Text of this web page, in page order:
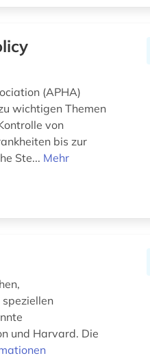
(APHA)
wichtigen Themen
von
bis zur
Ste... Mehr
und Harvard. Die